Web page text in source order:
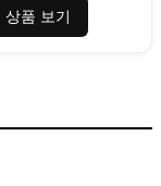
상품 보기